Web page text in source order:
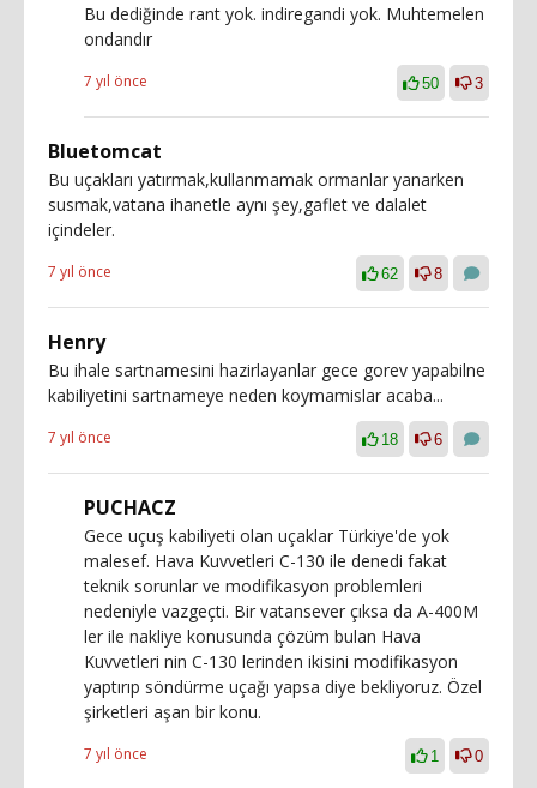
Bu dediğinde rant yok. indiregandi yok. Muhtemelen
ondandır
7 yıl önce 50 3
Bluetomcat
Bu uçakları yatırmak,kullanmamak ormanlar yanarken
susmak,vatana ihanetle aynı şey,gaflet ve dalalet
içindeler.
7 yıl önce 62 8
Henry
Bu ihale sartnamesini hazirlayanlar gece gorev yapabilne
kabiliyetini sartnameye neden koymamislar acaba...
7 yıl önce 18 6
PUCHACZ
Gece uçuş kabiliyeti olan uçaklar Türkiye'de yok
malesef. Hava Kuvvetleri C-130 ile denedi fakat
teknik sorunlar ve modifikasyon problemleri
nedeniyle vazgeçti. Bir vatansever çıksa da A-400M
ler ile nakliye konusunda çözüm bulan Hava
Kuvvetleri nin C-130 lerinden ikisini modifikasyon
yaptırıp söndürme uçağı yapsa diye bekliyoruz. Özel
şirketleri aşan bir konu.
7 yıl önce 1 0